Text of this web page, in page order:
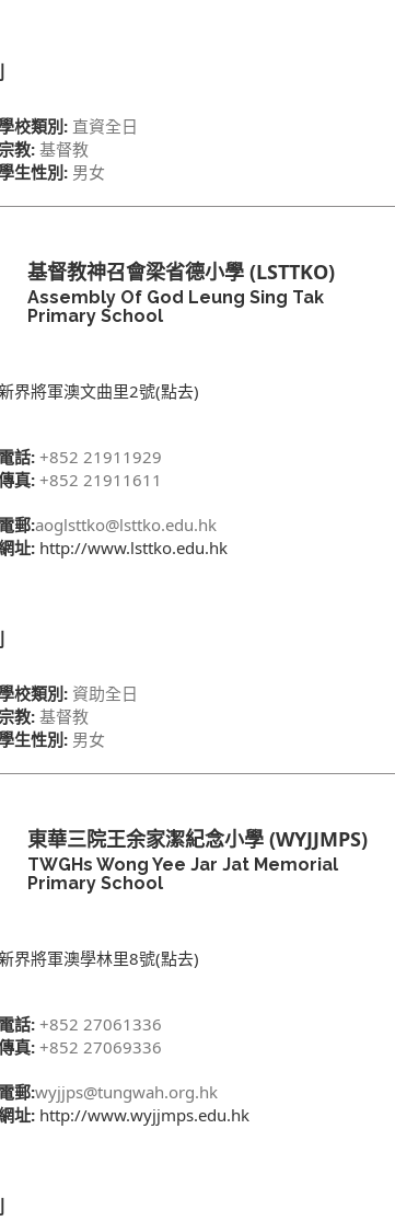
校類別: 直資全日
教: 基督教
生性別: 男女
基督教神召會梁省德小學 (LSTTKO)
Assembly Of God Leung Sing Tak
Primary School
界將軍澳文曲里2號(點去)
話: +852 21911929
真: +852 21911611
郵:aoglsttko@lsttko.edu.hk
址: http://www.lsttko.edu.hk
校類別: 資助全日
教: 基督教
生性別: 男女
東華三院王余家潔紀念小學 (WYJJMPS)
TWGHs Wong Yee Jar Jat Memorial
Primary School
界將軍澳學林里8號(點去)
話: +852 27061336
真: +852 27069336
郵:wyjjps@tungwah.org.hk
址: http://www.wyjjmps.edu.hk